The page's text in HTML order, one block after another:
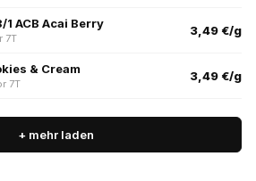
ACB Acai Berry
7T
3,49 €/g
& Cream
7T
3,49 €/g
+ mehr laden